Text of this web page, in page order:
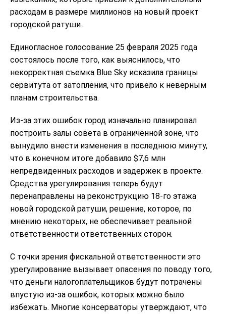
расходам в размере миллионов на новый проект
городской ратуши.
Единогласное голосование 25 февраля 2025 года
состоялось после того, как выяснилось, что
некорректная съемка Blue Sky исказила границы
сервитута от затопления, что привело к неверным
планам строительства.
Из-за этих ошибок город изначально планировал
построить залы совета в ограниченной зоне, что
вынудило внести изменения в последнюю минуту,
что в конечном итоге добавило $7,6 млн
непредвиденных расходов и задержек в проекте.
Средства урегулирования теперь будут
перенаправлены на реконструкцию 18-го этажа
новой городской ратуши, решение, которое, по
мнению некоторых, не обеспечивает реальной
ответственности ответственных сторон.
С точки зрения фискальной ответственности это
урегулирование вызывает опасения по поводу того,
что деньги налогоплательщиков будут потрачены
впустую из-за ошибок, которых можно было
избежать. Многие консерваторы утверждают, что